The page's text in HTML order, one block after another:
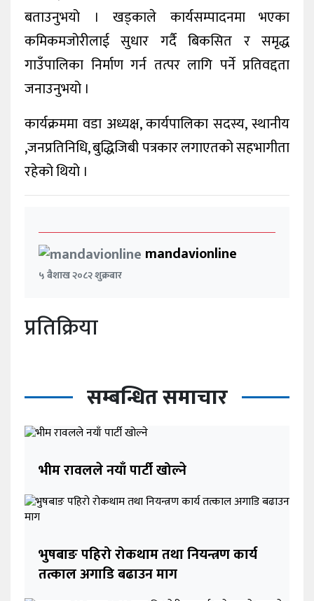
बताउनुभयो । खड्काले कार्यसम्पादनमा भएका
कमिकमजोरीलाई सुधार गर्दै बिकसित र समृद्ध
गाउँपालिका निर्माण गर्न तत्पर लागि पर्ने प्रतिवद्दता
जनाउनुभयो ।
कार्यक्रममा वडा अध्यक्ष, कार्यपालिका सदस्य, स्थानीय
,जनप्रतिनिधि, बुद्धिजिबी पत्रकार लगाएतको सहभागीता
रहेको थियो ।
mandavionline
५ बैशाख २०८२ शुक्रबार
प्रतिक्रिया
सम्बन्धित समाचार
भीम रावलले नयाँ पार्टी खोल्ने
भुषबाङ पहिरो रोकथाम तथा नियन्त्रण कार्य
तत्काल अगाडि बढाउन माग